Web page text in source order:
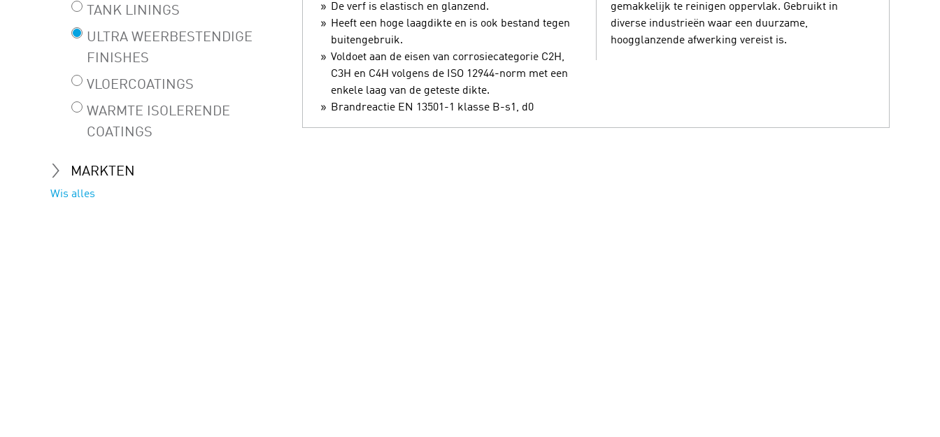
TANK LININGS
ULTRA WEERBESTENDIGE
FINISHES
VLOERCOATINGS
WARMTE ISOLERENDE
COATINGS
MARKTEN
Wis alles
De verf is elastisch en glanzend.
Heeft een hoge laagdikte en is ook bestand tegen
buitengebruik.
Voldoet aan de eisen van corrosiecategorie C2H,
C3H en C4H volgens de ISO 12944-norm met een
enkele laag van de geteste dikte.
Brandreactie EN 13501-1 klasse B-s1, d0
gemakkelijk te reinigen oppervlak. Gebruikt in
diverse industrieën waar een duurzame,
hoogglanzende afwerking vereist is.